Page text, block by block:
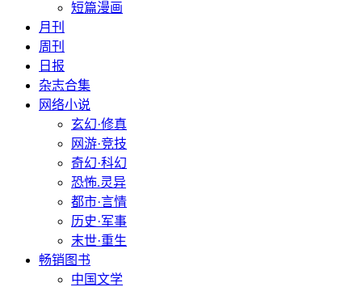
短篇漫画
月刊
周刊
日报
杂志合集
网络小说
玄幻·修真
网游·竞技
奇幻·科幻
恐怖.灵异
都市·言情
历史·军事
末世·重生
畅销图书
中国文学